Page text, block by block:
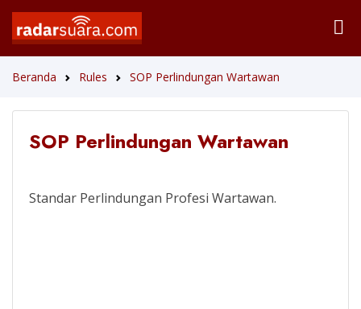
Beranda Rules SOP Perlindungan Wartawan
SOP Perlindungan Wartawan
Standar Perlindungan Profesi Wartawan.